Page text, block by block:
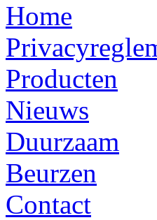
Home
Producten
Nieuws
Duurzaam
Beurzen
Contact